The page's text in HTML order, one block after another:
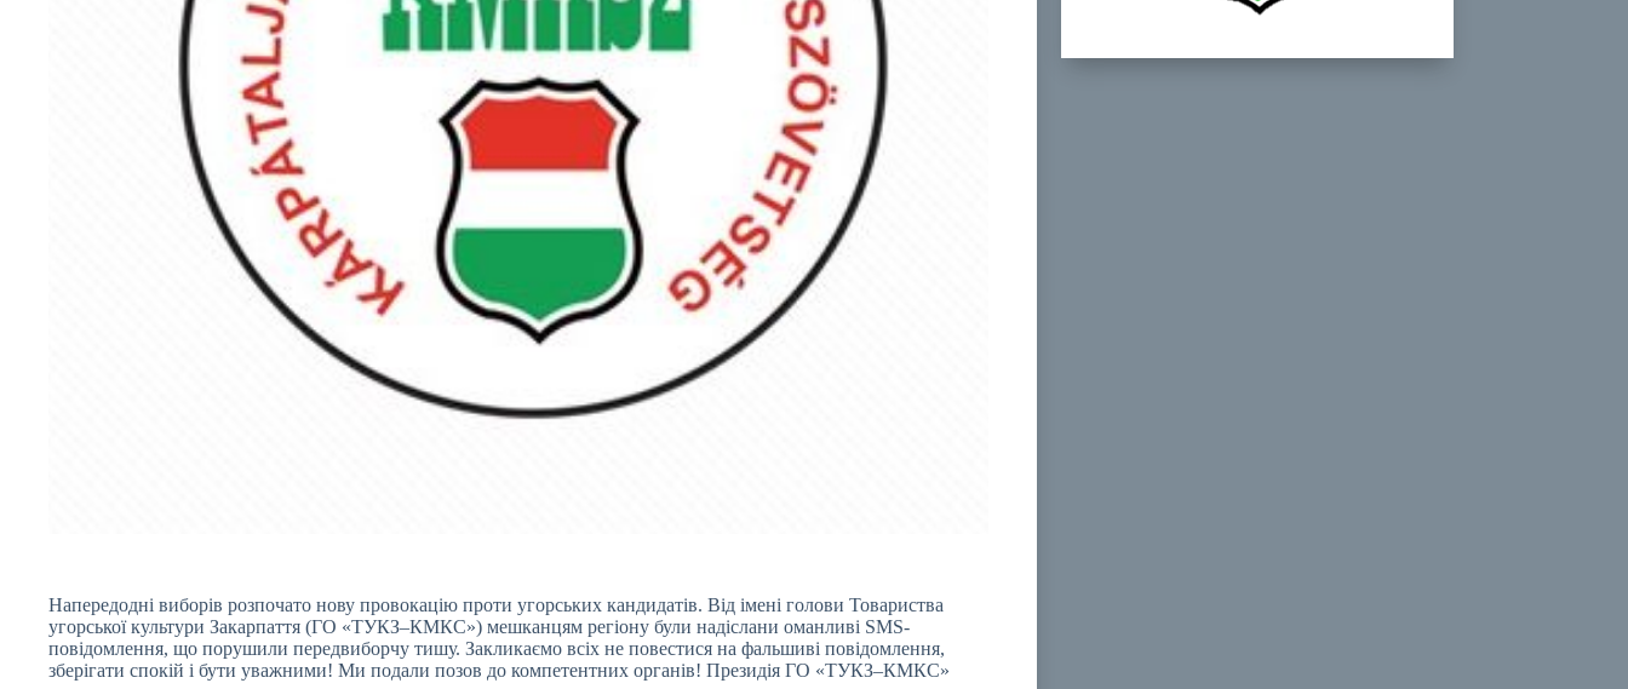
Напередодні виборів розпочато нову провокацію проти угорських кандидатів. Від імені голови Товариства
угорської культури Закарпаття (ГО «ТУКЗ–КМКС») мешканцям регіону були надіслани оманливі SMS-
повідомлення, що порушили передвиборчу тишу. Закликаємо всіх не повестися на фальшиві повідомлення,
зберігати спокій і бути уважними! Ми подали позов до компетентних органів! Президія ГО «ТУКЗ–КМКС»